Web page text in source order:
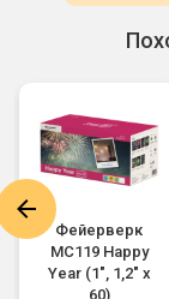
Фейерверк
MC119 Happy
Year (1", 1,2" х
60)